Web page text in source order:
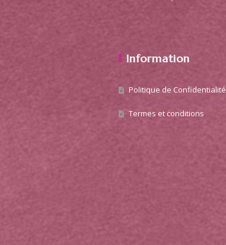
Information
Politique de Confidentialité
Termes et conditions